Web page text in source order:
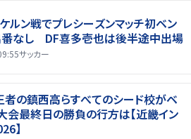
ルン戦でプレシーズンマッチ初ベン
番なし DF喜多壱也は後半途中出場
サッカー
の鎮西高らすべてのシード校がベ
会最終日の勝負の行方は【近畿イン
】